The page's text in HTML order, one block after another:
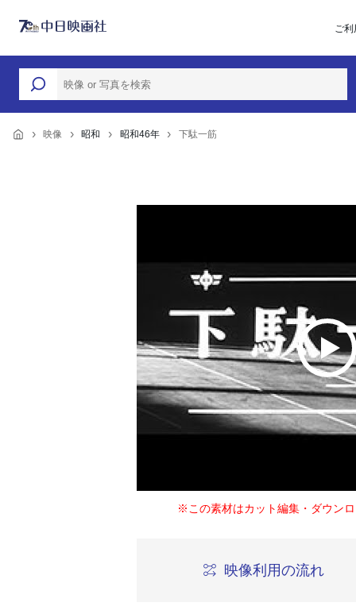
ご
映像 昭和 昭和46年 下駄一筋
※この素材はカット編集・ダウン
映像利用の流れ